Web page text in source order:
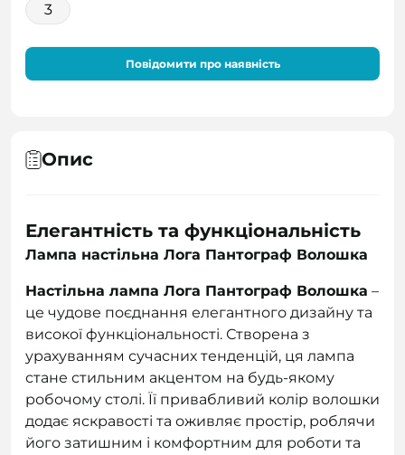
3
Повідомити про наявність
Опис
Елегантність та функціональність
Лампа настільна Лога Пантограф Волошка
Настільна лампа Лога Пантограф Волошка –
це чудове поєднання елегантного дизайну та
високої функціональності. Створена з
урахуванням сучасних тенденцій, ця лампа
стане стильним акцентом на будь-якому
робочому столі. Її привабливий колір волошки
додає яскравості та оживляє простір, роблячи
його затишним і комфортним для роботи та